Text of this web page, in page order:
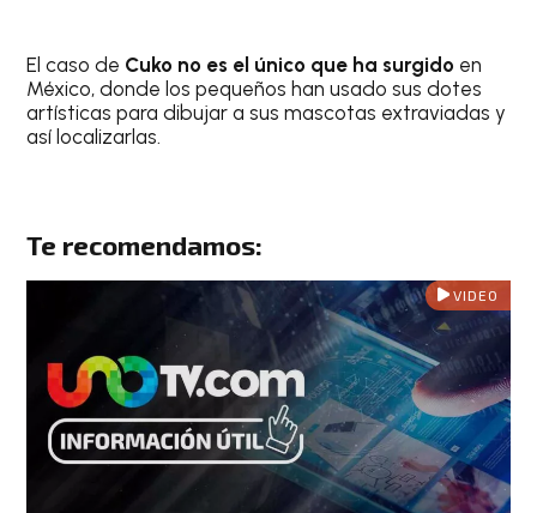
El caso de Cuko no es el único que ha surgido en
México, donde los pequeños han usado sus dotes
artísticas para dibujar a sus mascotas extraviadas y
así localizarlas.
Te recomendamos:
VIDEO